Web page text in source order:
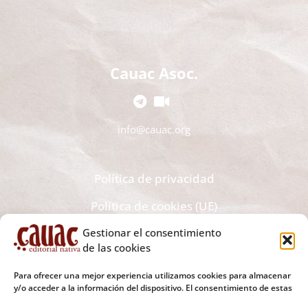
Gestionar el consentimiento
de las cookies
Para ofrecer una mejor experiencia utilizamos cookies para almacenar
y/o acceder a la información del dispositivo. El consentimiento de estas
Cauac Asoc.
info@cauac.org
Política de privacidad
Política de cookies (UE)
Recibe todas las novedades editoriales y noticias en tu